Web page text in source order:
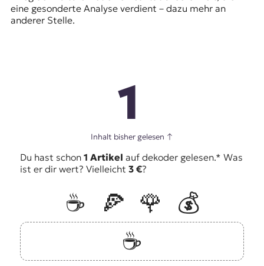
eine gesonderte Analyse verdient – dazu mehr an
anderer Stelle.
1
Inhalt bisher gelesen ↑
Du hast schon 1 Artikel auf dekoder gelesen.* Was
ist er dir wert? Vielleicht 3 €?
☕️ 🍕 🌹
💰
☕️